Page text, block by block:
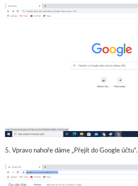
5. Vpravo nahoře dáme „Přejít do Google účtu“.